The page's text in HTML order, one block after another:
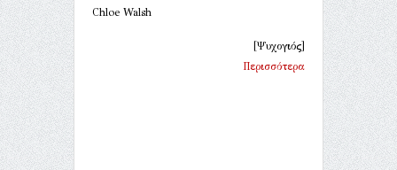
Chloe Walsh
[Ψυχογιός]
Περισσότερα